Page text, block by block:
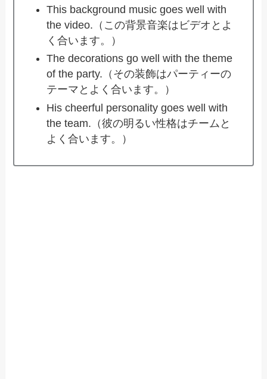
This background music goes well with
the video.（この背景音楽はビデオとよ
く合います。）
The decorations go well with the theme
of the party.（その装飾はパーティーの
テーマとよく合います。）
His cheerful personality goes well with
the team.（彼の明るい性格はチームと
よく合います。）